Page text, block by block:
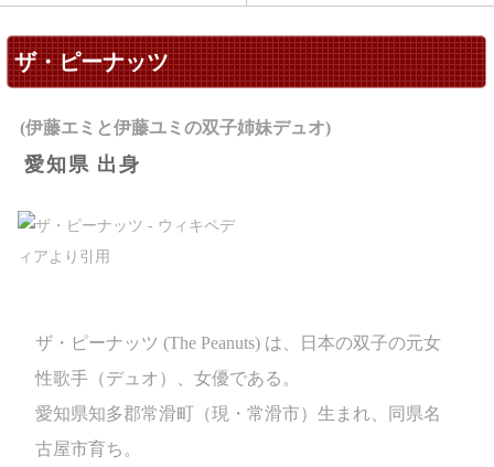
ザ・ピーナッツ
(伊藤エミと伊藤ユミの双子姉妹デュオ)
愛知県 出身
ザ・ピーナッツ (The Peanuts) は、日本の双子の元女
性歌手（デュオ）、女優である。
愛知県知多郡常滑町（現・常滑市）生まれ、同県名
古屋市育ち。